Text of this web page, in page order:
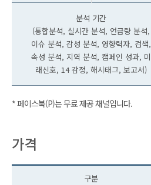
분석 기간
(통합분석, 실시간 분석, 언급량 분석,
이슈 분석, 감성 분석, 영향력자, 검색,
속성 분석, 지역 분석, 캠페인 성과, 미
래신호, 14 감정, 해시태그, 보고서)
* 페이스북(P)는 무료 제공 채널입니다.
가격
구분